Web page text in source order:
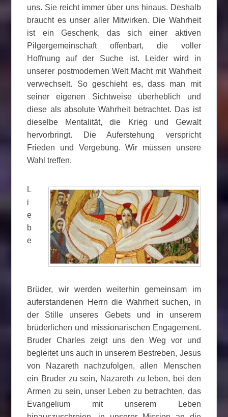
uns. Sie reicht immer über uns hinaus. Deshalb
braucht es unser aller Mitwirken. Die Wahrheit
ist ein Geschenk, das sich einer aktiven
Pilgergemeinschaft offenbart, die voller
Hoffnung auf der Suche ist. Leider wird in
unserer postmodernen Welt Macht mit Wahrheit
verwechselt. So geschieht es, dass man mit
seiner eigenen Sichtweise überheblich und
diese als absolute Wahrheit betrachtet. Das ist
dieselbe Mentalität, die Krieg und Gewalt
hervorbringt. Die Auferstehung verspricht
Frieden und Vergebung. Wir müssen unsere
Wahl treffen.
L
i
e
b
e
Brüder, wir werden weiterhin gemeinsam im
auferstandenen Herrn die Wahrheit suchen, in
der Stille unseres Gebets und in unserem
brüderlichen und missionarischen Engagement.
Bruder Charles zeigt uns den Weg vor und
begleitet uns auch in unserem Bestreben, Jesus
von Nazareth nachzufolgen, allen Menschen
ein Bruder zu sein, Nazareth zu leben, bei den
Armen zu sein, unser Leben zu betrachten, das
Evangelium mit unserem Leben